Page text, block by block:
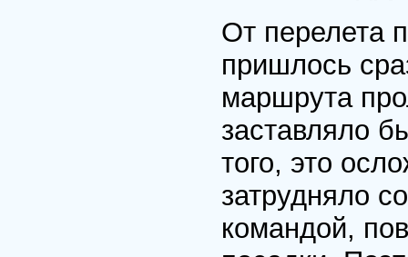
От перелета
пришлось
маршрута
заставляло
того, это
затрудняло
командой,